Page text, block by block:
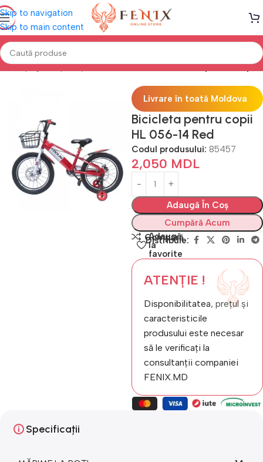
Skip to navigation
Skip to main content
Prima pagină Sport și Aer liber Biciclete Biciclete pentru copii
Livrare în toată Moldova
Bicicleta pentru copii
HL 056-14 Red
Codul produsului: 85457
2,050 MDL
Adaugă În Coș
Cumpără Acum
Compară
Adaugă
la
favorite
Distribuie:
ATENȚIE !
Disponibilitatea, prețul și
caracteristicile
produsului este necesar
să le verificați la
consultanții companiei
FENIX.MD
Specificații